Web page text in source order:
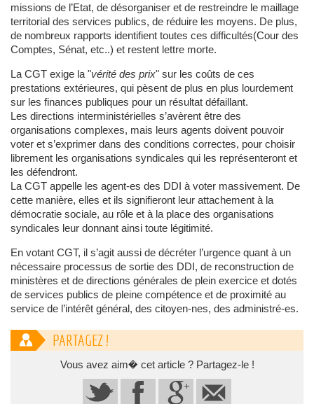
missions de l’Etat, de désorganiser et de restreindre le maillage
territorial des services publics, de réduire les moyens. De plus,
de nombreux rapports identifient toutes ces difficultés(Cour des
Comptes, Sénat, etc..) et restent lettre morte.
La CGT exige la "vérité des prix" sur les coûts de ces
prestations extérieures, qui pèsent de plus en plus lourdement
sur les finances publiques pour un résultat défaillant.
Les directions interministérielles s’avèrent être des
organisations complexes, mais leurs agents doivent pouvoir
voter et s’exprimer dans des conditions correctes, pour choisir
librement les organisations syndicales qui les représenteront et
les défendront.
La CGT appelle les agent-es des DDI à voter massivement. De
cette manière, elles et ils signifieront leur attachement à la
démocratie sociale, au rôle et à la place des organisations
syndicales leur donnant ainsi toute légitimité.
En votant CGT, il s’agit aussi de décréter l’urgence quant à un
nécessaire processus de sortie des DDI, de reconstruction de
ministères et de directions générales de plein exercice et dotés
de services publics de pleine compétence et de proximité au
service de l’intérêt général, des citoyen-nes, des administré-es.
PARTAGEZ !
Vous avez aim� cet article ? Partagez-le !